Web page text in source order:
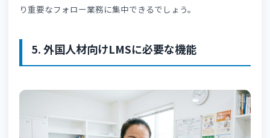
複数の外国人材を受け入れ、多拠点展開している企業にと
4-2. 学習履歴を可視化できる
LMSによって、受講者の学習状況を把握しやすくなります
誰が受講済みなのか、どこまで学習が進んでいるのかをリ